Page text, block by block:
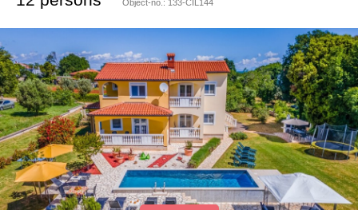
Object-no.: 133-CIL144